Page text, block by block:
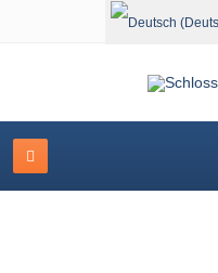
Sprache auswählen